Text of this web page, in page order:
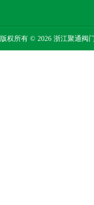
版权所有 © 2026 浙江聚通阀